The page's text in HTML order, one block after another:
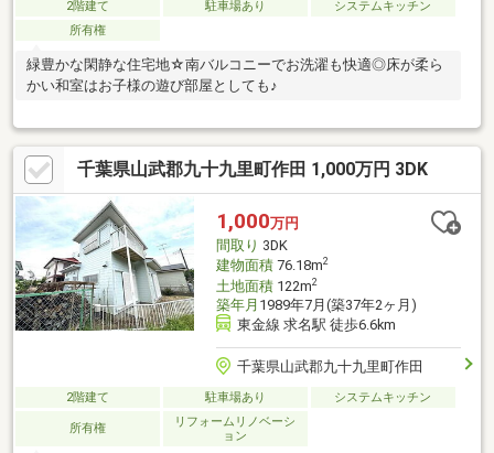
2階建て 駐車場あり
システムキッチン
所有権
緑豊かな閑静な住宅地☆南バルコニーでお洗濯も快適◎床が柔ら
かい和室はお子様の遊び部屋としても♪
千葉県山武郡九十九里町作田 1,000万円 3DK
1,000万円
間取り 3DK
建物面積76.18m2
土地面積122m2
築年月 1989年7月(築37年2ヶ月)
東金線 求名駅 徒歩6.6km
千葉県山武郡九十九里町作田
2階建て 駐車場あり システムキッチン
所有権
リフォームリノベーシ
ョン